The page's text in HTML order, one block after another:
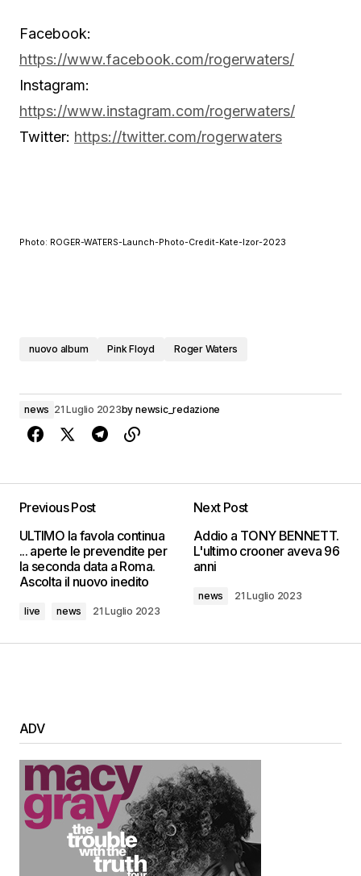
Facebook:
https://www.facebook.com/rogerwaters/
Instagram:
https://www.instagram.com/rogerwaters/
Twitter: https://twitter.com/rogerwaters
Photo: ROGER-WATERS-Launch-Photo-Credit-Kate-Izor-2023
nuovo album Pink Floyd Roger Waters
news 21 Luglio 2023by newsic_redazione
Previous Post
ULTIMO la favola continua
... aperte le prevendite per
la seconda data a Roma.
Ascolta il nuovo inedito
live news 21 Luglio 2023
Next Post
Addio a TONY BENNETT.
L'ultimo crooner aveva 96
anni
news 21 Luglio 2023
ADV